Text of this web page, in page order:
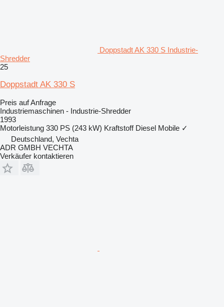
Doppstadt AK 330 S Industrie-
Shredder
25
Doppstadt AK 330 S
Preis auf Anfrage
Industriemaschinen - Industrie-Shredder
1993
Motorleistung 330 PS (243 kW) Kraftstoff Diesel Mobile ✓
Deutschland, Vechta
ADR GMBH VECHTA
Verkäufer kontaktieren